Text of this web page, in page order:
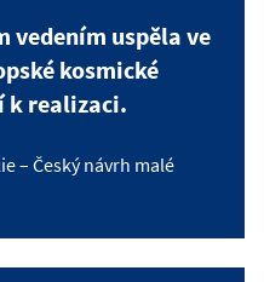
vedením uspěla ve
kosmické
k realizaci.
– Český návrh malé